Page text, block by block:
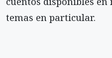
temas en particular.